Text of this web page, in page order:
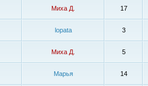
Миха Д. 17
lopata 3
Миха Д. 5
Марья 14